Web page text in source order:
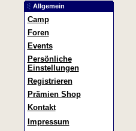
Allgemein
Camp
Foren
Events
Persönliche
Einstellungen
Registrieren
Prämien Shop
Kontakt
Impressum